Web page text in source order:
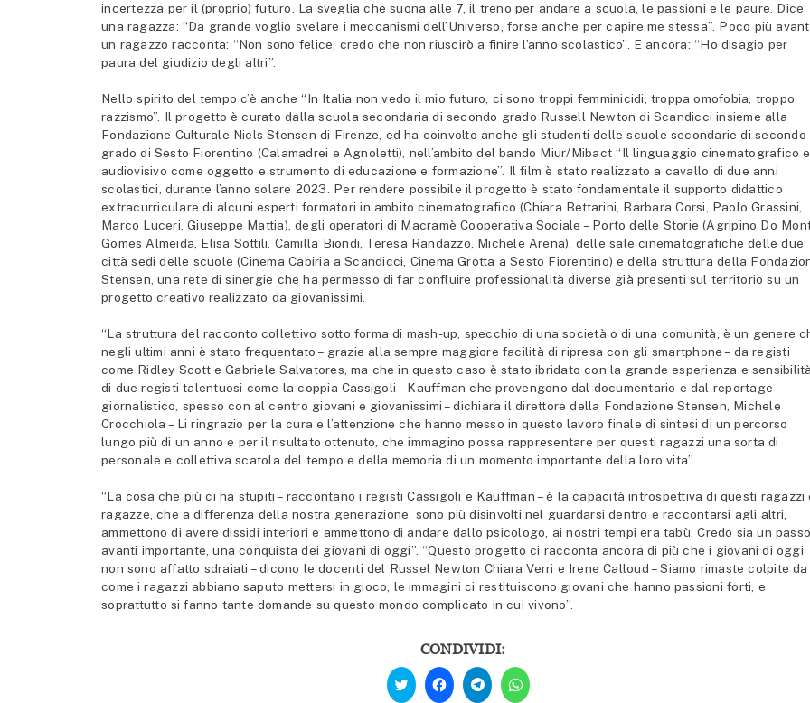
incertezza per il (proprio) futuro. La sveglia che suona alle 7, il treno per andare a scuola, le passioni e le paure. Dice
una ragazza: “Da grande voglio svelare i meccanismi dell’Universo, forse anche per capire me stessa”. Poco più
un ragazzo racconta: “Non sono felice, credo che non riuscirò a finire l’anno scolastico”. E ancora: “Ho disagio per
paura del giudizio degli altri”.
Nello spirito del tempo c’è anche “In Italia non vedo il mio futuro, ci sono troppi femminicidi, troppa omofobia, troppo
razzismo”. Il progetto è curato dalla scuola secondaria di secondo grado Russell Newton di Scandicci insieme alla
Fondazione Culturale Niels Stensen di Firenze, ed ha coinvolto anche gli studenti delle scuole secondarie di secondo
grado di Sesto Fiorentino (Calamadrei e Agnoletti), nell’ambito del bando Miur/Mibact “Il linguaggio cinematografico e
audiovisivo come oggetto e strumento di educazione e formazione”. Il film è stato realizzato a cavallo di due anni
scolastici, durante l’anno solare 2023. Per rendere possibile il progetto è stato fondamentale il supporto didattico
extracurriculare di alcuni esperti formatori in ambito cinematografico (Chiara Bettarini, Barbara Corsi, Paolo Grassini,
Marco Luceri, Giuseppe Mattia), degli operatori di Macramè Cooperativa Sociale – Porto delle Storie (Agripino Do
Gomes Almeida, Elisa Sottili, Camilla Biondi, Teresa Randazzo, Michele Arena), delle sale cinematografiche delle due
città sedi delle scuole (Cinema Cabiria a Scandicci, Cinema Grotta a Sesto Fiorentino) e della struttura della
Stensen, una rete di sinergie che ha permesso di far confluire professionalità diverse già presenti sul territorio su un
progetto creativo realizzato da giovanissimi.
“La struttura del racconto collettivo sotto forma di mash-up, specchio di una società o di una comunità, è un genere
negli ultimi anni è stato frequentato – grazie alla sempre maggiore facilità di ripresa con gli smartphone – da registi
come Ridley Scott e Gabriele Salvatores, ma che in questo caso è stato ibridato con la grande esperienza e sensibilità
di due registi talentuosi come la coppia Cassigoli – Kauffman che provengono dal documentario e dal reportage
giornalistico, spesso con al centro giovani e giovanissimi – dichiara il direttore della Fondazione Stensen, Michele
Crocchiola – Li ringrazio per la cura e l’attenzione che hanno messo in questo lavoro finale di sintesi di un percorso
lungo più di un anno e per il risultato ottenuto, che immagino possa rappresentare per questi ragazzi una sorta di
personale e collettiva scatola del tempo e della memoria di un momento importante della loro vita”.
“La cosa che più ci ha stupiti – raccontano i registi Cassigoli e Kauffman – è la capacità introspettiva di questi ragazzi
ragazze, che a differenza della nostra generazione, sono più disinvolti nel guardarsi dentro e raccontarsi agli altri,
ammettono di avere dissidi interiori e ammettono di andare dallo psicologo, ai nostri tempi era tabù. Credo sia un passo
avanti importante, una conquista dei giovani di oggi”. “Questo progetto ci racconta ancora di più che i giovani di oggi
non sono affatto sdraiati – dicono le docenti del Russel Newton Chiara Verri e Irene Calloud – Siamo rimaste colpite da
come i ragazzi abbiano saputo mettersi in gioco, le immagini ci restituiscono giovani che hanno passioni forti, e
soprattutto si fanno tante domande su questo mondo complicato in cui vivono”.
CONDIVIDI:
Fai
clic
qui
Fai
clic
per
Fai
clic
per
Fai
clic
per